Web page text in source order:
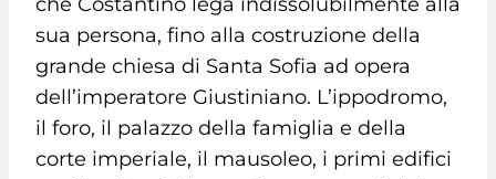
sua persona, fino alla costruzione della
grande chiesa di Santa Sofia ad opera
dell’imperatore Giustiniano. L’ippodromo,
il foro, il palazzo della famiglia e della
corte imperiale, il mausoleo, i primi edifici